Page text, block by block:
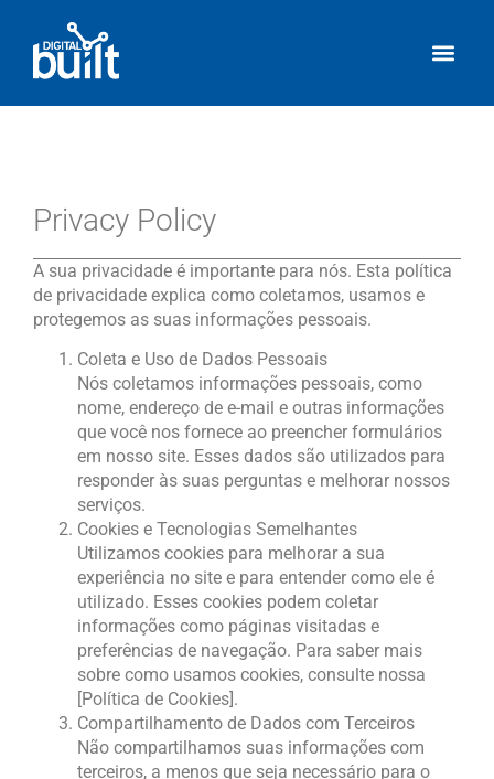
Privacy Policy
A sua privacidade é importante para nós. Esta política
de privacidade explica como coletamos, usamos e
protegemos as suas informações pessoais.
Coleta e Uso de Dados Pessoais
Nós coletamos informações pessoais, como
nome, endereço de e-mail e outras informações
que você nos fornece ao preencher formulários
em nosso site. Esses dados são utilizados para
responder às suas perguntas e melhorar nossos
serviços.
Cookies e Tecnologias Semelhantes
Utilizamos cookies para melhorar a sua
experiência no site e para entender como ele é
utilizado. Esses cookies podem coletar
informações como páginas visitadas e
preferências de navegação. Para saber mais
sobre como usamos cookies, consulte nossa
[Política de Cookies].
Compartilhamento de Dados com Terceiros
Não compartilhamos suas informações com
terceiros, a menos que seja necessário para o